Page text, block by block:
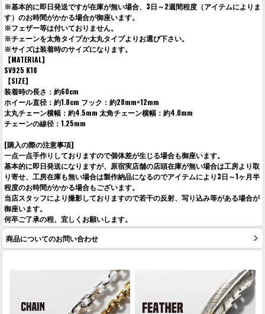
※基本的に即日発送ですが在庫が無い場合、3日～2週間程度（アイテムによりま
す）のお時間がかかる場合が御座います。
※フェザー等は付いておりません。
※チェーンを太角タイプか太丸タイプよりお選び下さい。
※サイズは装着時のサイズになります。
【MATERIAL】
SV925 K18
【SIZE】
装着時の長さ：約60cm
ホイール直径：約1.8cm フック：約28mm×12mm
太丸チェーン横幅：約4.5mm 太角チェーン横幅：約4.0mm
チェーンの線径：1.25mm
[購入の際の注意事項]
一点一点手作りしておりますので個体差が生じる場合も御座います。
基本的に即日発送になりますが、原宿実店舗の店頭在庫が無い場合は工房より取
り寄せ、工房在庫も無い場合は製作納品になるのでアイテムにより3日～1ヶ月半
程度のお時間がかかる場合もございます。
当店スタッフにより撮影しておりますので若干の反射、写り込み等がある場合が
御座います。
何卒ご了承の程、宜しくお願いします。
商品についてのお問い合わせ